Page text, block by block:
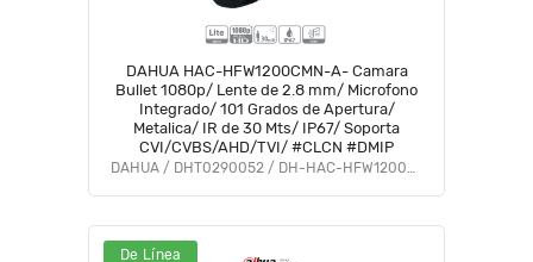
DAHUA HAC-HFW1200CMN-A- Camara
Bullet 1080p/ Lente de 2.8 mm/ Microfono
Integrado/ 101 Grados de Apertura/
Metalica/ IR de 30 Mts/ IP67/ Soporta
CVI/CVBS/AHD/TVI/ #CLCN #DMIP
DAHUA / DHT0290052 / DH-HAC-HFW1200CMN-A-0280B-S5
De Línea